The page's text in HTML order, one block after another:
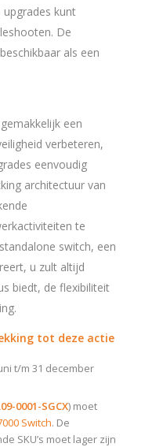
kunt
De
als een
een
verbeteren,
eenvoudig
architectuur van
te
switch, een
u zult altijd
biedt, de flexibiliteit
tot deze actie
t/m 31 december
0001-SGCX) moet
Switch. De
SKU’s moet lager zijn